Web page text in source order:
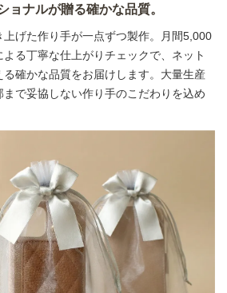
ョナルが贈る確かな品質。
上げた作り手が一点ずつ製作。月間5,000
る丁寧な仕上がりチェックで、ネット
確かな品質をお届けします。大量生産
で妥協しない作り手のこだわりを込め